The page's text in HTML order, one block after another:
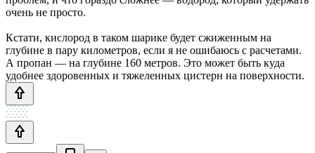
очень не просто.
Кстати, кислород в таком шарике будет сжиженным на
глубине в пару километров, если я не ошибаюсь с расчетами.
А пропан — на глубине 160 метров. Это может быть куда
удобнее здоровенных и тяжеленных цистерн на поверхности.